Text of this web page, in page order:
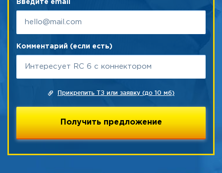
Введите email
Комментарий (если есть)
Прикрепить ТЗ или заявку (до 10 мб)